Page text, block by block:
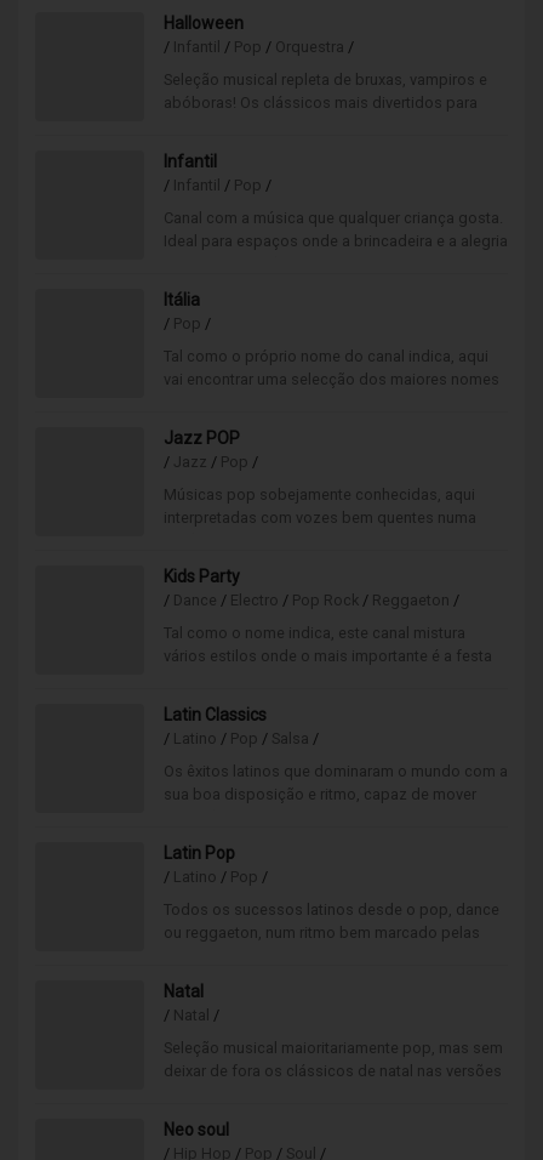
do pop rock.
Halloween
/ Infantil / Pop / Orquestra /
Seleção musical repleta de bruxas, vampiros e
abóboras! Os clássicos mais divertidos para
assustadora.
Infantil
/ Infantil / Pop /
Canal com a música que qualquer criança gosta.
Ideal para espaços onde a brincadeira e a alegria
Itália
/ Pop /
Tal como o próprio nome do canal indica, aqui
vai encontrar uma selecção dos maiores nomes
internacionalmente.
Jazz POP
/ Jazz / Pop /
Músicas pop sobejamente conhecidas, aqui
interpretadas com vozes bem quentes numa
bastante elevada.
Kids Party
/ Dance / Electro / Pop Rock / Reggaeton /
Tal como o nome indica, este canal mistura
vários estilos onde o mais importante é a festa
esgotar todas as energias!
Latin Classics
/ Latino / Pop / Salsa /
Os êxitos latinos que dominaram o mundo com a
sua boa disposição e ritmo, capaz de mover
Latin Pop
/ Latino / Pop /
Todos os sucessos latinos desde o pop, dance
ou reggaeton, num ritmo bem marcado pelas
"muy caliente“.
Natal
/ Natal /
Seleção musical maioritariamente pop, mas sem
deixar de fora os clássicos de natal nas versões
canal.
Neo soul
/ Hip Hop / Pop / Soul /